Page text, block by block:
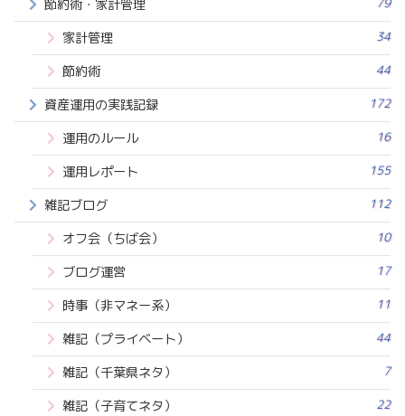
節約術・家計管理
家計管理 34
節約術 44
資産運用の実践記録 172
運用のルール 16
運用レポート 155
雑記ブログ 112
オフ会（ちば会） 10
ブログ運営 17
時事（非マネー系） 11
雑記（プライベート） 44
雑記（千葉県ネタ） 7
雑記（子育てネタ） 22